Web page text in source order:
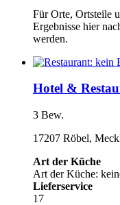
Für Orte, Ortsteile
Ergebnisse hier
werden.
Hotel &
3 Bew.
17207 Röbel,
Art der Küche
Art der Küche:
Lieferservice
17